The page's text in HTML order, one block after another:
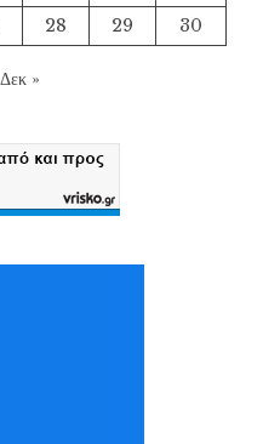
28 29 30
Δεκ »